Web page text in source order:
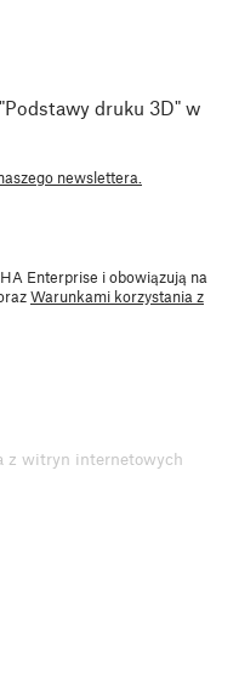
druku 3D" w
newslettera.
Enterprise i obowiązują na
Warunkami korzystania z
z witryn internetowych